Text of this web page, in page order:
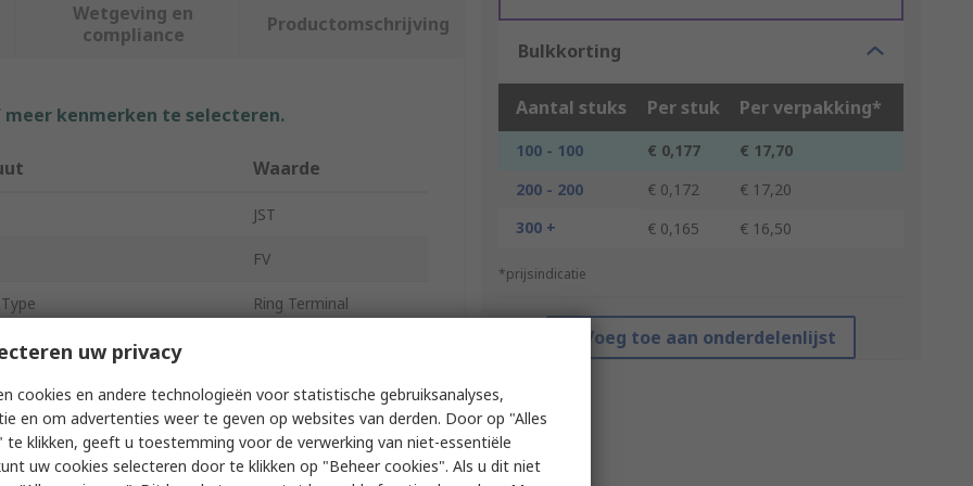
Bulkkorting
Aantal stuks Per stuk Per verpakking*
100 - 100 € 0,177
€ 17,70
200 - 200
€ 0,172
€ 17,20
300 +
€ 0,165 € 16,50
*prijsindicatie
Voeg toe aan onderdelenlijst
Wetgeving en
compliance
Productomschrijving
kenmerken te selecteren.
Waarde
JST
FV
Ring Terminal
Material Vinyl
Diameter 15mm
Diameter 8.4mm
uw privacy
cookies en andere technologieën voor statistische gebruiksanalyses,
en om advertenties weer te geven op websites van derden. Door op "Alles
te klikken, geeft u toestemming voor de verwerking van niet-essentiële
uw cookies selecteren door te klikken op "Beheer cookies". Als u dit niet